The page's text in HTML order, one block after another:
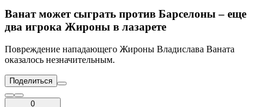
Ванат может сыграть против Барселоны – еще
два игрока Жироны в лазарете
Повреждение нападающего Жироны Владислава Ваната
оказалось незначительным.
Поделиться
0